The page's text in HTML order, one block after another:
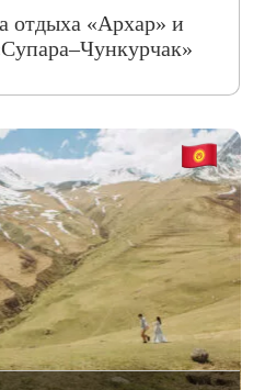
отдыха «Архар» и